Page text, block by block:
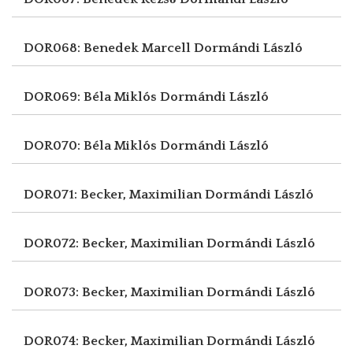
DOR068: Benedek Marcell Dormándi László
DOR069: Béla Miklós Dormándi László
DOR070: Béla Miklós Dormándi László
DOR071: Becker, MaximilianDormándi László
DOR072: Becker, MaximilianDormándi László
DOR073: Becker, MaximilianDormándi László
DOR074: Becker, MaximilianDormándi László